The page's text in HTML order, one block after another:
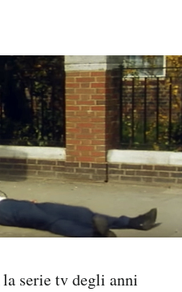
Mondiali calcio 2026
la serie tv degli anni